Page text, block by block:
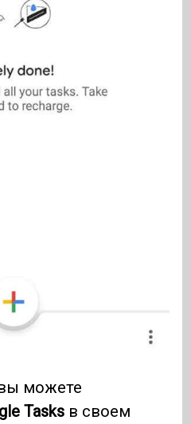
можете
Tasks в своем